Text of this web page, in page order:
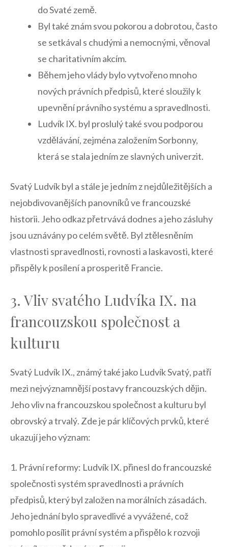
⁤do Svaté země.
Byl také znám svou pokorou a dobrotou, často
se setkával s chudými a​ nemocnými, věnoval
se​ charitativním ‍akcím.
Během jeho vlády bylo vytvořeno mnoho
nových právních předpisů, které sloužily‍ k
upevnění právního systému a spravedlnosti.
Ludvík IX. byl proslulý také svou podporou
vzdělávání, zejména založením Sorbonny,
která se stala jedním ze slavných univerzit.
Svatý Ludvík byl a stále je jedním z nejdůležitějších a
nejobdivovanějších panovníků ve francouzské
historii. Jeho odkaz přetrvává dodnes a jeho⁢ zásluhy
jsou‍ uznávány po​ celém světě. Byl ztělesněním‍
vlastnosti spravedlnosti, rovnosti a laskavosti, které
přispěly k posílení a prosperitě⁣ Francie.
3. Vliv svatého Ludvíka IX. na
francouzskou společnost a
kulturu
Svatý Ludvík IX., známý také jako Ludvík Svatý, patří⁣
mezi nejvýznamnější postavy francouzských dějin.
Jeho vliv na francouzskou společnost a kulturu byl
obrovský a trvalý. Zde je pár klíčových prvků, které
ukazují jeho význam:
1. Právní reformy: Ludvík IX. přinesl⁣ do francouzské
společnosti systém spravedlnosti a právních
předpisů, který byl založen na morálních zásadách.
Jeho jednání bylo spravedlivé a vyvážené, což
pomohlo posílit právní systém a přispělo k⁣ rozvoji